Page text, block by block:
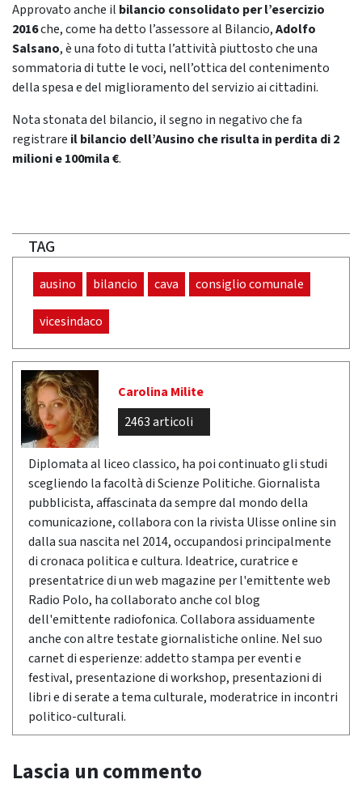
Approvato anche il bilancio consolidato per l’esercizio
2016che, come ha detto l’assessore al Bilancio,Adolfo
Salsano, è una foto di tutta l’attività piuttosto che una
sommatoria di tutte le voci, nell’ottica del contenimento
della spesa e del miglioramento del servizio ai cittadini.
Nota stonata del bilancio, il segno in negativo che fa
registrare il bilancio dell’Ausino che risulta in perdita di 2
milioni e 100mila €.
TAG
ausino bilancio cava consiglio comunale
vicesindaco
Carolina Milite
2463 articoli
Diplomata al liceo classico, ha poi continuato gli studi
scegliendo la facoltà di Scienze Politiche. Giornalista
pubblicista, affascinata da sempre dal mondo della
comunicazione, collabora con la rivista Ulisse online sin
dalla sua nascita nel 2014, occupandosi principalmente
di cronaca politica e cultura. Ideatrice, curatrice e
presentatrice di un web magazine per l'emittente web
Radio Polo, ha collaborato anche col blog
dell'emittente radiofonica. Collabora assiduamente
anche con altre testate giornalistiche online. Nel suo
carnet di esperienze: addetto stampa per eventi e
festival, presentazione di workshop, presentazioni di
libri e di serate a tema culturale, moderatrice in incontri
politico-culturali.
Lascia un commento